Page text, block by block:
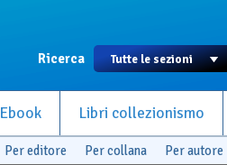
Ricerca
Ebook Libri collezionismo
Per editore Per collana Per autore